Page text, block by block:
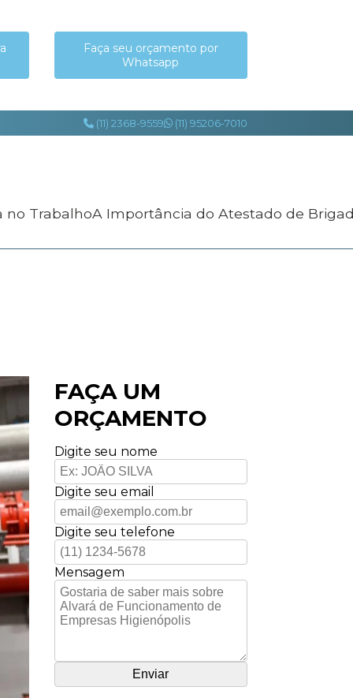
Faça seu orçamento por
Whatsapp
(11) 2368-9559 (11) 95206-7010
no Trabalho
A Importância do Atestado de
FAÇA UM
ORÇAMENTO
Digite seu nome
Digite seu email
Digite seu telefone
Mensagem